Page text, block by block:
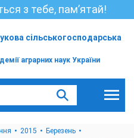
з тебе, пам’ятай!
сільськогосподарська
аграрних наук України
2015
Березень